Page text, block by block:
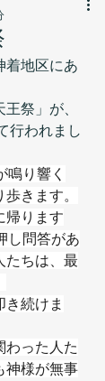
着地区にあ
祭」が、
行われまし
鳴り響く
きます。
帰ります
し問答があ
たちは、最
続けま
わった人た
神様が無事